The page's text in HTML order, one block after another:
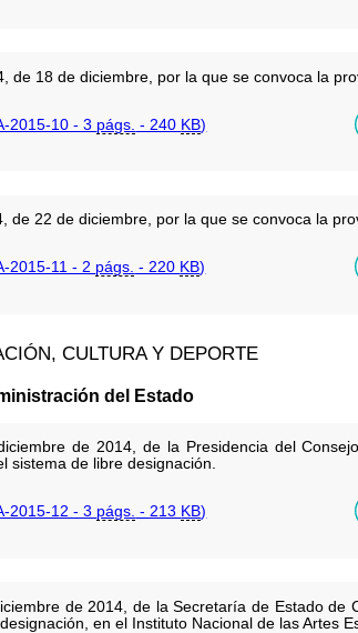
de 18 de diciembre, por la que se convoca la
2015-10 - 3 págs. - 240 KB)
de 22 de diciembre, por la que se convoca la
2015-11 - 2 págs. - 220 KB)
CULTURA Y DEPORTE
del Estado
de 2014, de la Presidencia del
sistema de libre designación.
2015-12 - 3 págs. - 213 KB)
de 2014, de la Secretaría de Estado
en el Instituto Nacional de las Artes